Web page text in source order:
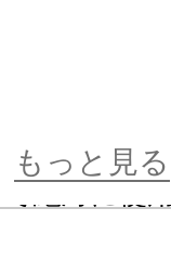
量に耐え
もっと見る